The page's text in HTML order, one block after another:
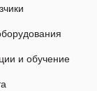
и обучение